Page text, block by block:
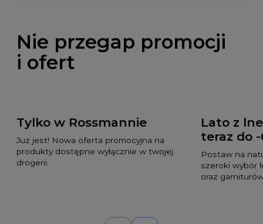
Nie przegap promocji
i ofert
Tylko w Rossmannie
Już jest! Nowa oferta promocyjna na
produkty dostępne wyłącznie w twojej
drogerii.
Lato z
teraz do -
Postaw na
szeroki wybór
oraz